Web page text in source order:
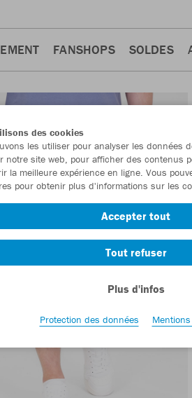
FANSHOPS SOLDES
des cookies
les utiliser pour analyser les données
notre site web, pour afficher des contenus
la meilleure expérience en ligne. Vous
pour obtenir plus d'informations sur les
Accepter tout
Tout refuser
Plus d'infos
Protection des données